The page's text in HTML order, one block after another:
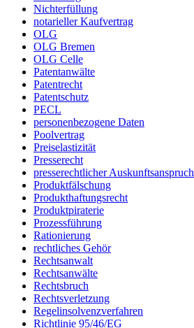
Nichterfüllung
notarieller Kaufvertrag
OLG
OLG Bremen
OLG Celle
Patentanwälte
Patentrecht
Patentschutz
PECL
personenbezogene Daten
Poolvertrag
Preiselastizität
Presserecht
presserechtlicher Auskunftsanspruch
Produktfälschung
Produkthaftungsrecht
Produktpiraterie
Prozessführung
Rationierung
rechtliches Gehör
Rechtsanwalt
Rechtsanwälte
Rechtsbruch
Rechtsverletzung
Regelinsolvenzverfahren
Richtlinie 95/46/EG